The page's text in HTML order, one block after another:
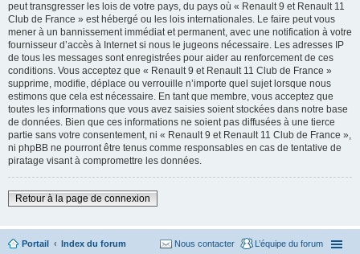
peut transgresser les lois de votre pays, du pays où « Renault 9 et Renault 11
Club de France » est hébergé ou les lois internationales. Le faire peut vous
mener à un bannissement immédiat et permanent, avec une notification à votre
fournisseur d’accès à Internet si nous le jugeons nécessaire. Les adresses IP
de tous les messages sont enregistrées pour aider au renforcement de ces
conditions. Vous acceptez que « Renault 9 et Renault 11 Club de France »
supprime, modifie, déplace ou verrouille n’importe quel sujet lorsque nous
estimons que cela est nécessaire. En tant que membre, vous acceptez que
toutes les informations que vous avez saisies soient stockées dans notre base
de données. Bien que ces informations ne soient pas diffusées à une tierce
partie sans votre consentement, ni « Renault 9 et Renault 11 Club de France »,
ni phpBB ne pourront être tenus comme responsables en cas de tentative de
piratage visant à compromettre les données.
Retour à la page de connexion
Portail Index du forum L’équipe du forum
Nous contacter